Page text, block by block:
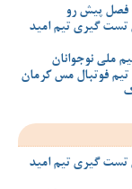
فصل پیش رو
تست گیری تیم امید
ملی نوجوانان
تیم فوتبال مس کرمان
تست گیری تیم امید